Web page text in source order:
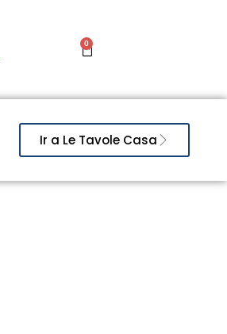
0
Ir a Le Tavole Casa